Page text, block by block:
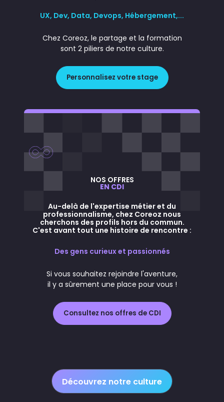
UX, Dev, Data, Devops, Hébergement,...
Chez Coreoz, le partage et la formation
sont 2 piliers de notre culture.
Personnalisez votre stage
NOS OFFRES
EN CDI
Au-delà de l'expertise métier et du
professionnalisme, chez Coreoz nous
cherchons des profils hors du commun.
C'est avant tout une histoire de rencontre :
Des gens curieux et passionnés
Si vous souhaitez rejoindre l'aventure,
il y a sûrement une place pour vous !
Consultez nos offres de CDI
Découvrez notre culture